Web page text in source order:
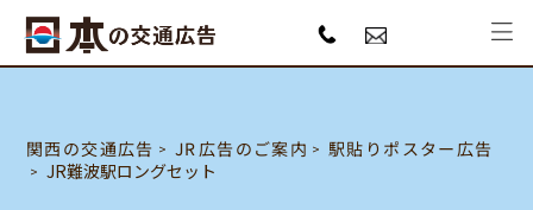
関西の交通広告 JR広告のご案内 駅貼りポスター広告
JR難波駅ロングセット